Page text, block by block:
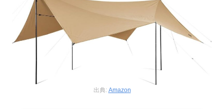
出典: Amazon